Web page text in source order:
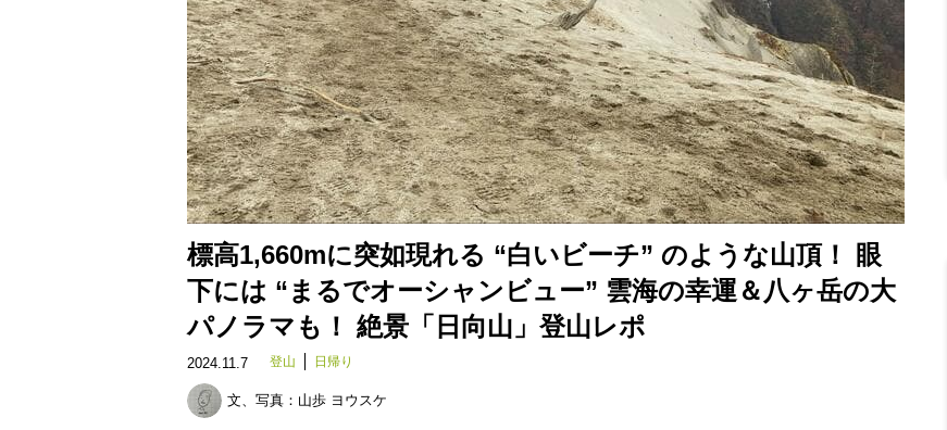
標高1,660mに突如現れる “白いビーチ” のような山頂！ 眼
下には “まるでオーシャンビュー” 雲海の幸運＆八ヶ岳の大
パノラマも！ 絶景「日向山」登山レポ
2024.11.7 登山 日帰り
文、写真： 山歩 ヨウスケ